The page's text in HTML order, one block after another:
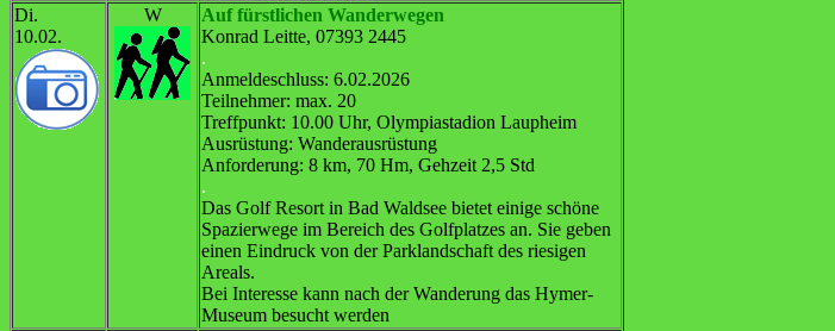
Di.
10.02.
W
Auf fürstlichen Wanderwegen
Konrad Leitte, 07393 2445
.
Anmeldeschluss: 6.02.2026
Teilnehmer: max. 20
Treffpunkt: 10.00 Uhr, Olympiastadion Laupheim
Ausrüstung: Wanderausrüstung
Anforderung: 8 km, 70 Hm, Gehzeit 2,5 Std
.
Das Golf Resort in Bad Waldsee bietet einige schöne
Spazierwege im Bereich des Golfplatzes an. Sie geben
einen Eindruck von der Parklandschaft des riesigen
Areals.
Bei Interesse kann nach der Wanderung das Hymer-
Museum besucht werden